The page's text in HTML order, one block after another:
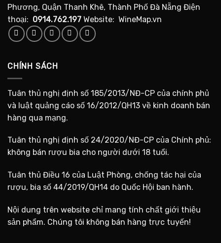
Phương, Quận Thanh Khê, Thành Phố Đà Nẵng Điện
thoại: 0914.762.197 Website: WineMap.vn
CHÍNH SÁCH
Tuân thủ nghị định số 185/2013/NĐ-CP của chính phủ
và luật quảng cáo số 16/2012/QH13 về kinh doanh bán
hàng qua mạng.
Tuân thủ nghị định số 24/2020/NĐ-CP của Chính phủ:
không bán rượu bia cho người dưới 18 tuổi.
Tuân thủ Điều 16 của Luật Phòng, chống tác hại của
rượu, bia số 44/2019/QH14 do Quốc Hội ban hành.
Nội dung trên website chỉ mang tính chất giới thiệu
sản phẩm. Chúng tôi không bán hàng trực tuyến!